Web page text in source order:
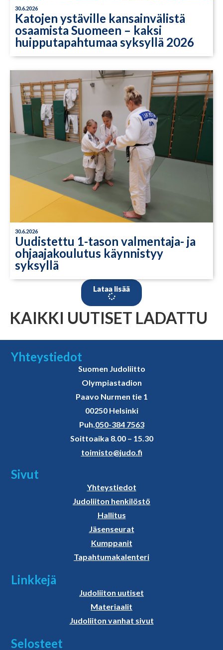
30.6.2026
Katojen ystäville kansainvälistä
osaamista Suomeen – kaksi
huipputapahtumaa syksyllä 2026
30.6.2026
Uudistettu 1-tason valmentaja- ja
ohjaajakoulutus käynnistyy
syksyllä
Lataa lisää
KAIKKI UUTISET LADATTU
Yhteystiedot
Suomen Judoliitto
Olympiastadion
Paavo Nurmen tie 1
00250 Helsinki
Puh.050-384 7563
Soittoaika 8.00 – 15.30
toimisto@judo.fi
Sivut
Yhteystiedot
Judoliiton henkilöstö
Hallitus
Jäsenseurat
Kumppanit
Tapahtumakalenteri
Linkkejä
Judoliiton uutiset
Materiaalit
Judoliiton vanhat sivut
Selosteet